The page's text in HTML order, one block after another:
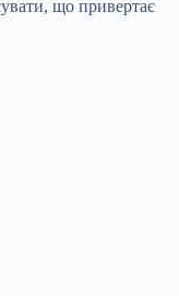
що привертає